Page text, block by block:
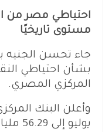
احتياطي مصر من
مستوى تاريخيًا
جاء تحسن الجنيه
بشأن احتياطي
المركزي المصري.
وأعلن البنك